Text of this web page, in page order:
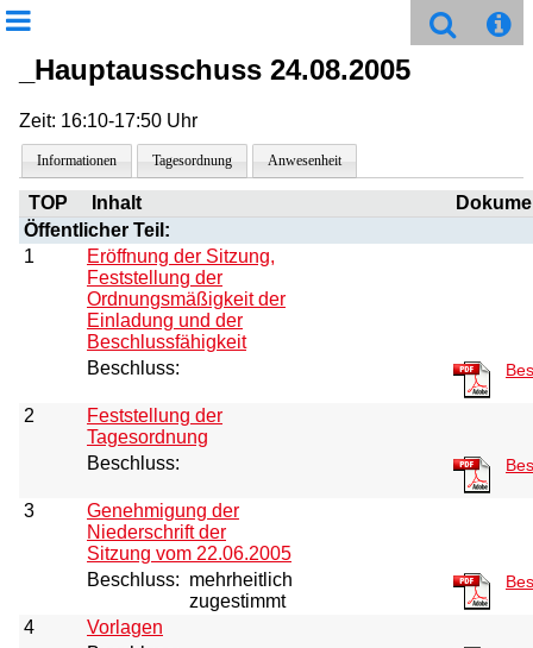
_Hauptausschuss 24.08.2005
Zeit: 16:10-17:50 Uhr
Informationen Tagesordnung Anwesenheit
TOP Inhalt
Öffentlicher Teil:
1
Eröffnung der Sitzung,
Feststellung der
Ordnungsmäßigkeit der
Einladung und der
Beschlussfähigkeit
Beschluss:
2
Feststellung der
Tagesordnung
Beschluss:
3
Genehmigung der
Niederschrift der
Sitzung vom 22.06.2005
Beschluss: mehrheitlich
zugestimmt
4
Vorlagen